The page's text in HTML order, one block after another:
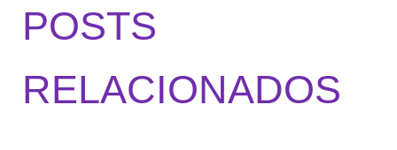
POSTS
RELACIONADOS